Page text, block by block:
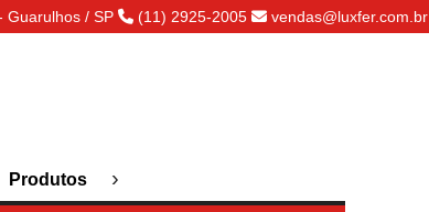
Guarulhos / SP (11) 2925-2005 vendas@luxfer.com.br
Produtos ›